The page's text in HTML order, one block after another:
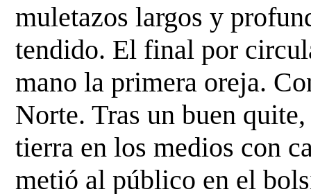
muletazos largos y
tendido. El final por
mano la primera oreja.
Norte. Tras un buen
tierra en los medios con
metió al público en el